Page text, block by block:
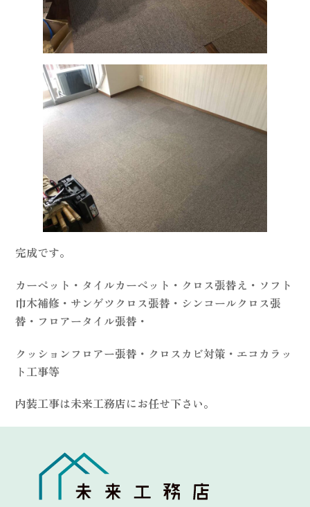
完成です。
カーペット・タイルカーペット・クロス張替え・ソフト
巾木補修・サンゲツクロス張替・シンコールクロス張
替・フロアータイル張替・
クッションフロアー張替・クロスカビ対策・エコカラッ
ト工事等
内装工事は未来工務店にお任せ下さい。